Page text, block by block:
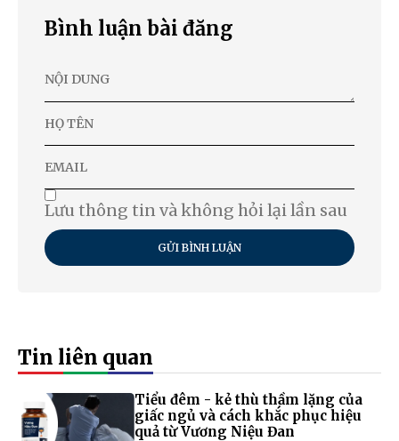
Bình luận bài đăng
Lưu thông tin và không hỏi lại lần sau
GỬI BÌNH LUẬN
Tin liên quan
Tiểu đêm - kẻ thù thầm lặng của
giấc ngủ và cách khắc phục hiệu
quả từ Vương Niệu Đan